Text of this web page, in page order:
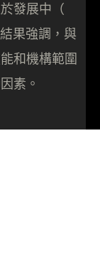
發展中（
果強調，與
和機構範圍
素。